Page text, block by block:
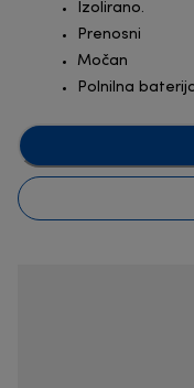
Izolirano.
Prenosni
Močan
Polnilna